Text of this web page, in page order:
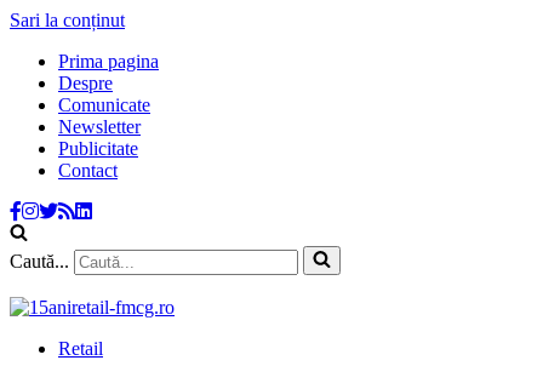
Sari la conținut
Prima pagina
Despre
Comunicate
Newsletter
Publicitate
Contact
Caută...
Retail